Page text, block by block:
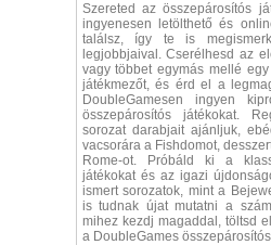
Szereted az összepárosítós
ingyenesen letölthető és
találsz, így te is
legjobbjaival. Cserélhesd az
vagy többet egymás mellé
játékmezőt, és érd el a
DoubleGamesen ingyen
összepárosítós játékokat.
sorozat darabjait ajánljuk,
vacsorára a Fishdomot,
Rome-ot. Próbáld ki a
játékokat és az igazi
ismert sorozatok, mint a
is tudnak újat mutatni a
mihez kezdj magaddal, töltsd
a DoubleGames